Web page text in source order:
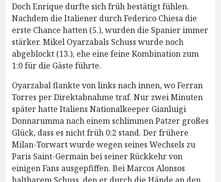
Doch Enrique durfte sich früh bestätigt fühlen.
Nachdem die Italiener durch Federico Chiesa die
erste Chance hatten (5.), wurden die Spanier immer
stärker. Mikel Oyarzabals Schuss wurde noch
abgeblockt (13.), ehe eine feine Kombination zum
1:0 für die Gäste führte.
Oyarzabal flankte von links nach innen, wo Ferran
Torres per Direktabnahme traf. Nur zwei Minuten
später hatte Italiens Nationalkeeper Gianluigi
Donnarumma nach einem schlimmen Patzer großes
Glück, dass es nicht früh 0:2 stand. Der frühere
Milan-Torwart wurde wegen seines Wechsels zu
Paris Saint-Germain bei seiner Rückkehr von
einigen Fans ausgepfiffen. Bei Marcos Alonsos